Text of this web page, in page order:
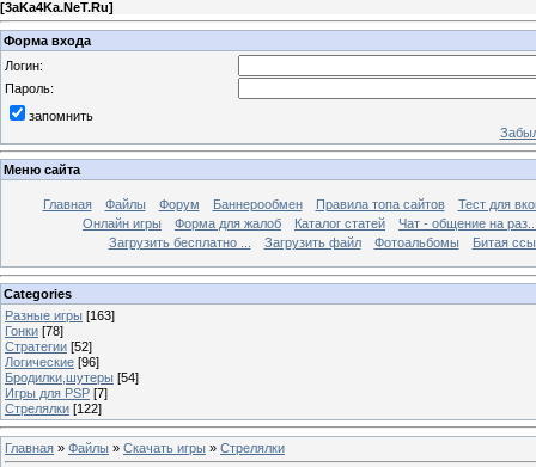
[3aKa4Ka.NeT.Ru]
Форма входа
Логин:
Пароль:
запомнить
Меню сайта
Главная Файлы Форум Баннерообмен Правила топа сайтов
Тест для
Онлайн игры
Форма для жалоб Каталог статей
Чат - общение на
Загрузить бесплатно ...
Загрузить файл Фотоальбомы Битая
Categories
Разные игры [163]
Гонки [78]
Стратегии [52]
Логические [96]
Бродилки,шутеры [54]
Игры для PSP [7]
Стрелялки [122]
Главная » Файлы » Скачать игры » Стрелялки